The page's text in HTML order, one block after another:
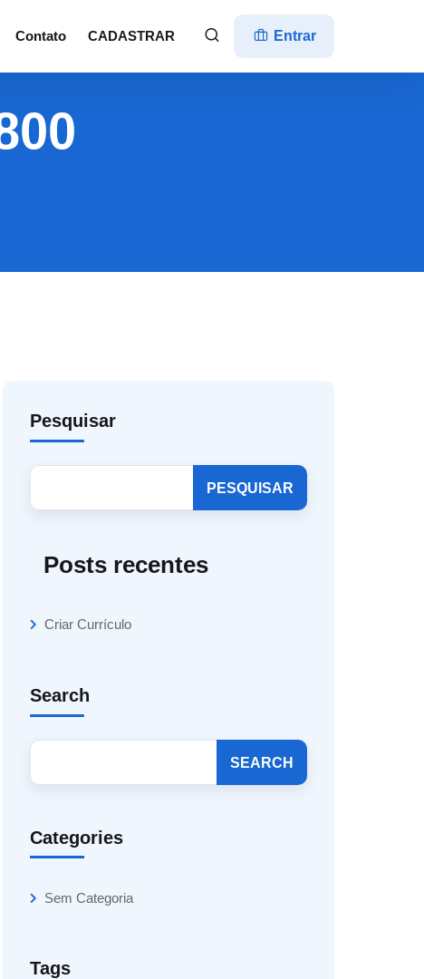
Entrar
Contato CADASTRAR
Pesquisar
PESQUISAR
Posts recentes
Criar Currículo
Search
SEARCH
Categories
Sem Categoria
Tags